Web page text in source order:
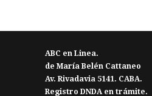
ABC en Linea.
de María Belén Cattaneo
Av. Rivadavia 5141. CABA.
Registro DNDA en trámite.